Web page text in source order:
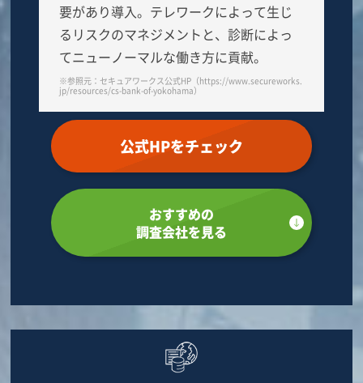
要があり導入。テレワークによって生じ
るリスクのマネジメントと、診断によっ
てニューノーマルな働き方に貢献。
※参照元：セキュアワークス公式HP（https://www.secureworks.
jp/resources/cs-bank-of-yokohama）
公式HPをチェック
おすすめの
調査会社を見る